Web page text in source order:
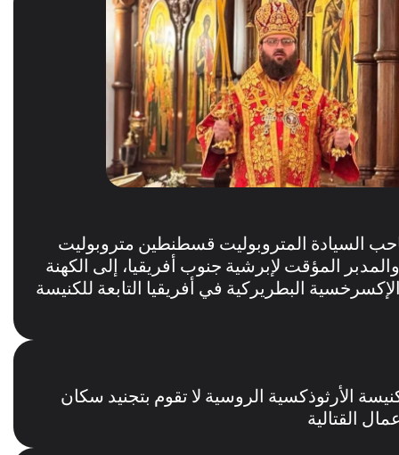
السيادة المتروبوليت قسطنطين متروبوليت
المؤقت لإبرشية جنوب أفريقيا، إلى الكهنة
البطريركية في أفريقيا التابعة للكنيسة
الأرثوذكسية الروسية لا تقوم بتجنيد سكان
القتالية